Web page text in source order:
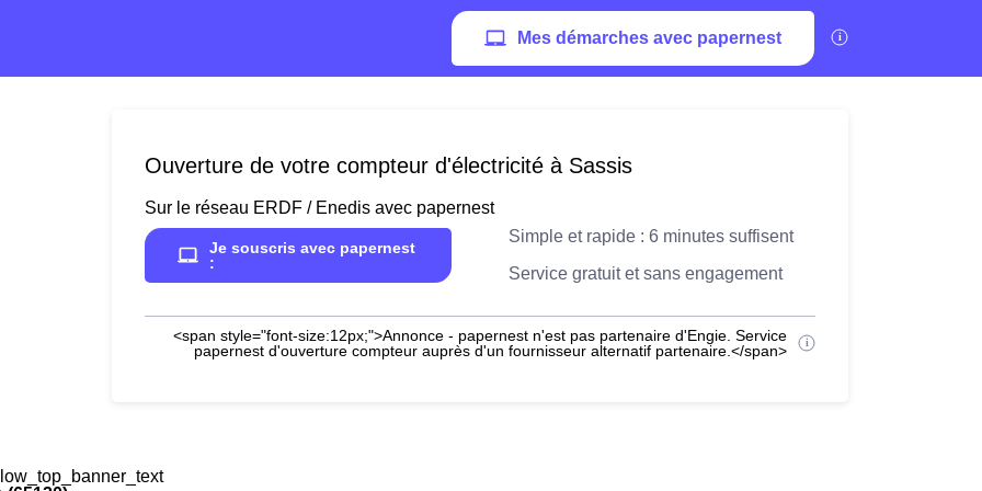
Mes démarches avec papernest
Ouverture de votre compteur d'électricité à Sassis
Sur le réseau ERDF / Enedis avec papernest
Je souscris avec papernest
:
Simple et rapide : 6 minutes suffisent
Service gratuit et sans engagement
<span style="font-size:12px;">Annonce - papernest n'est pas partenaire d'Engie. Service
papernest d'ouverture compteur auprès d'un fournisseur alternatif partenaire.</span>